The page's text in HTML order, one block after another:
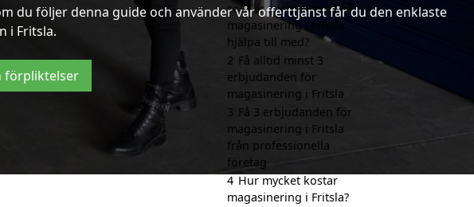
du följer denna guide och använder vår offerttjänst får du den enklaste
i Fritsla.
förpliktelser
som är specialiserat på
magasinering i Fritsla
hjälpa till med?
2 Få alltid minst 3
erbjudanden för
magasinering i Fritsla
3 Få 3 erbjudanden för
magasinering i Fritsla
från professionella
företag
4 Hur mycket kostar
magasinering i Fritsla?